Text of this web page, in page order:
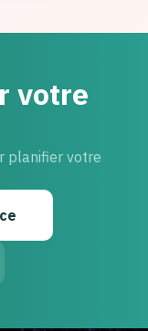
votre
planifier votre